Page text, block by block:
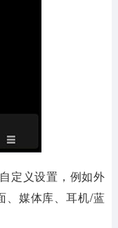
定义设置，例如外
、媒体库、耳机/蓝